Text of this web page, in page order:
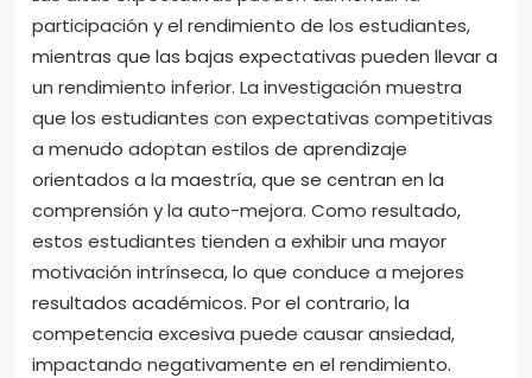
participación y el rendimiento de los estudiantes,
mientras que las bajas expectativas pueden llevar a
un rendimiento inferior. La investigación muestra
que los estudiantes con expectativas competitivas
a menudo adoptan estilos de aprendizaje
orientados a la maestría, que se centran en la
comprensión y la auto-mejora. Como resultado,
estos estudiantes tienden a exhibir una mayor
motivación intrínseca, lo que conduce a mejores
resultados académicos. Por el contrario, la
competencia excesiva puede causar ansiedad,
impactando negativamente en el rendimiento.